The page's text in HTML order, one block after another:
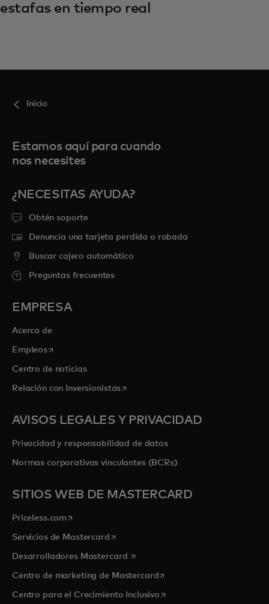
estafas en tiempo real
Inicio
Estamos aquí para cuando
nos necesites
¿NECESITAS AYUDA?
Obtén soporte
Denuncia una tarjeta perdida o robada
Buscar cajero automático
Preguntas frecuentes
EMPRESA
Acerca de
Empleosse abre en una pestaña nueva
Centro de noticias
Relación con Inversionistasse abre en una pestaña nueva
AVISOS LEGALES Y PRIVACIDAD
Privacidad y responsabilidad de datos
Normas corporativas vinculantes (BCRs)
SITIOS WEB DE MASTERCARD
Priceless.com se abre en una pestaña nueva
Servicios de Mastercardse abre en una pestaña nueva
Desarrolladores Mastercard se abre en una pestaña nueva
Centro de marketing de Mastercardse abre en una pestaña
Centro para el Crecimiento Inclusivose abre en una pestaña